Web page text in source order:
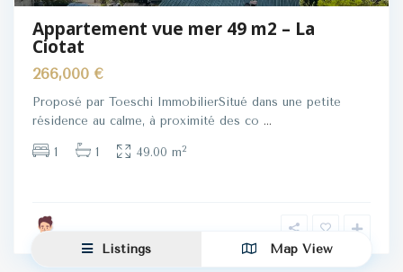
Appartement vue mer 49 m2 – La
Ciotat
266,000 €
Proposé par Toeschi ImmobilierSitué dans une petite
résidence au calme, à proximité des co ...
1 1 49.00 m2
Listings Map View